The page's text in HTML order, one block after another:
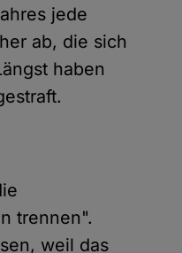
jede
ab, die sich
haben
trennen".
weil das